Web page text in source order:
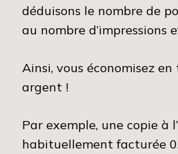
déduisons le nombre de
au nombre d’impressions
Ainsi, vous économisez
argent !
Par exemple, une copie à
habituellement facturée